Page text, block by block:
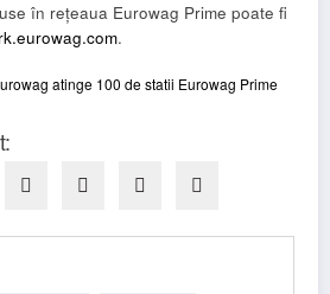
în rețeaua Eurowag Prime poate fi
.